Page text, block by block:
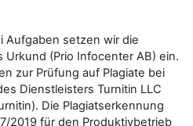
Aufgaben setzen wir die
(Prio Infocenter AB) ein.
zur Prüfung auf Plagiate bei
Dienstleisters Turnitin LLC
Die Plagiatserkennung
2019 für den Produktivbetrieb